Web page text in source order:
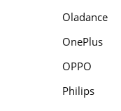
Oladance
OnePlus
OPPO
Philips